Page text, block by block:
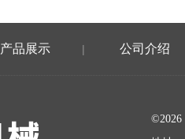
产品展示 | 公司介绍